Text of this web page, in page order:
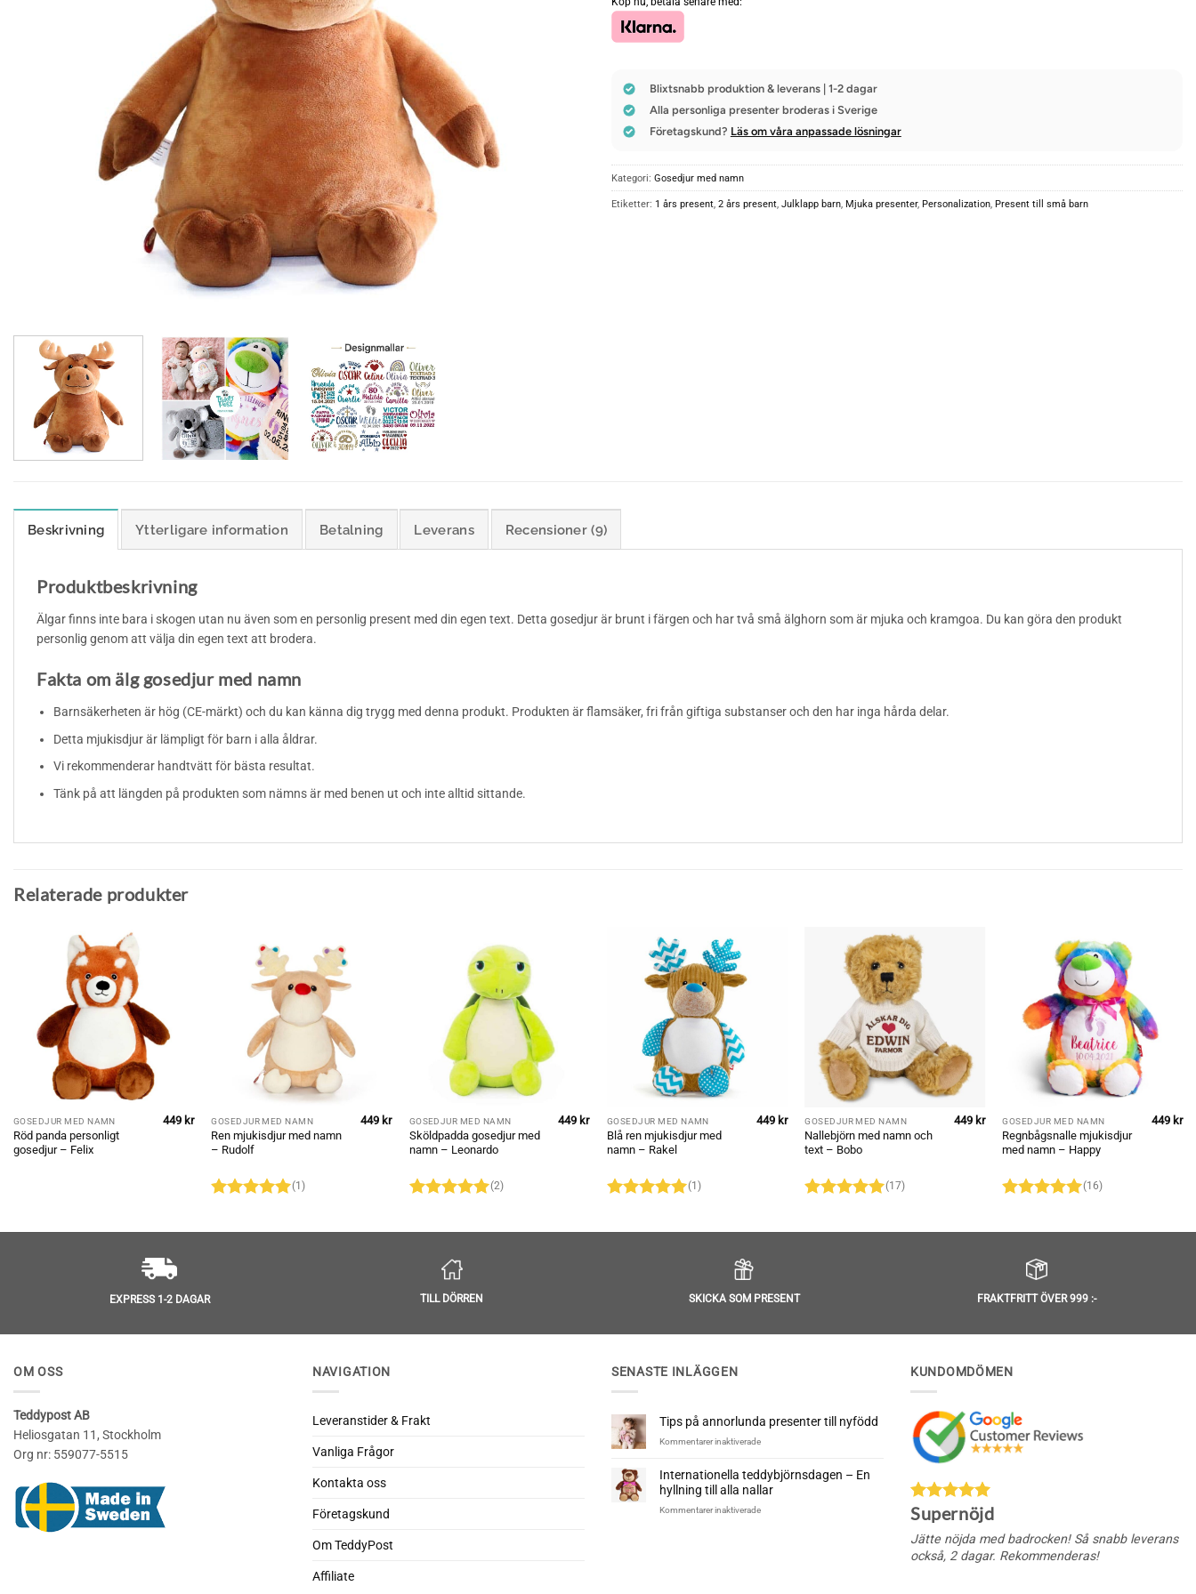
Blixtsnabb produktion & leverans | 1-2 dagar
Alla personliga presenter broderas i Sverige
Företagskund? Läs om våra anpassade lösningar
Kategori: Gosedjur med namn
Etiketter: 1 års present 2 års present Julklapp barn Mjuka presenter, Personalization Present till små barn
Beskrivning Ytterligare information Betalning Leverans Recensioner (9)
Produktbeskrivning
Älgar finns inte bara i skogen utan nu även som en personlig present med din egen text. Detta gosedjur är brunt i färgen och har två små älghorn som är mjuka och kramgoa. Du kan göra den produkt
personlig genom att välja din egen text att brodera.
Fakta om älg gosedjur med namn
Barnsäkerheten är hög (CE-märkt) och du kan känna dig trygg med denna produkt. Produkten är flamsäker, fri från giftiga substanser och den har inga hårda delar.
Detta mjukisdjur är lämpligt för barn i alla åldrar.
Vi rekommenderar handtvätt för bästa resultat.
Tänk på att längden på produkten som nämns är med benen ut och inte alltid sittande.
Relaterade produkter
GOSEDJUR MED NAMN
Röd panda personligt
gosedjur – Felix
449 kr GOSEDJUR MED NAMN
Ren mjukisdjur med namn
– Rudolf
(1)
449 kr GOSEDJUR MED NAMN
Sköldpadda gosedjur med
namn – Leonardo
(2)
449 kr GOSEDJUR MED NAMN
Blå ren mjukisdjur med
namn – Rakel
(1)
449 kr GOSEDJUR MED NAMN
Nallebjörn med namn och
text – Bobo
(17)
449 kr GOSEDJUR MED NAMN
Regnbågsnalle mjukisdjur
med namn – Happy
(16)
449 kr
EXPRESS 1-2 DAGAR TILL DÖRREN SKICKA SOM PRESENT FRAKTFRITT ÖVER 999 :-
OM OSS
Teddypost AB
Heliosgatan 11, Stockholm
Org nr: 559077-5515
NAVIGATION
Leveranstider & Frakt
Vanliga Frågor
Kontakta oss
Företagskund
Om TeddyPost
Affiliate
SENASTE INLÄGGEN
Tips på annorlunda presenter till nyfödd
Kommentarer inaktiveradeför
annorlunda
presenter
till
Internationella teddybjörnsdagen – En
hyllning till alla nallar
Kommentarer inaktiveradeför
KUNDOMDÖMEN
Supernöjd
Jätte nöjda med badrocken! Så snabb leverans
också, 2 dagar. Rekommenderas!